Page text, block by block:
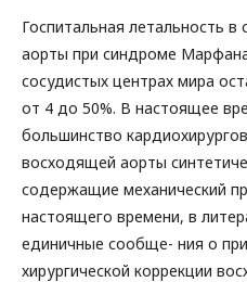
Госпитальная летальность
аорты при синдроме
сосудистых центрах мира
от 4 до 50%. В настоящее
большинство
восходящей аорты
содержащие механический
настоящего времени, в
единичные сообще- ния о
хирургической коррекции